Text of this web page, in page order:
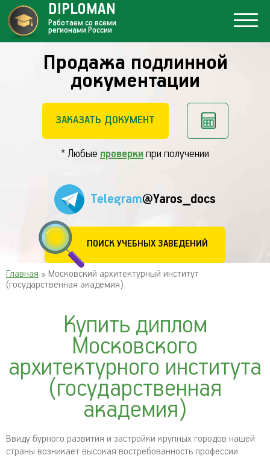
Продажа подлинной
документации
ЗАКАЗАТЬ ДОКУМЕНТ
* Любые проверки при получении
Telegram@Yaros_docs
ПОИСК УЧЕБНЫХ ЗАВЕДЕНИЙ
DIPLOMAN
Работаем со всеми
регионами России
Главная » Московский архитектурный институт
(государственная академия)
Купить диплом
Московского
архитектурного института
(государственная
академия)
Ввиду бурного развития и застройки крупных городов нашей
страны возникает высокая востребованность профессии